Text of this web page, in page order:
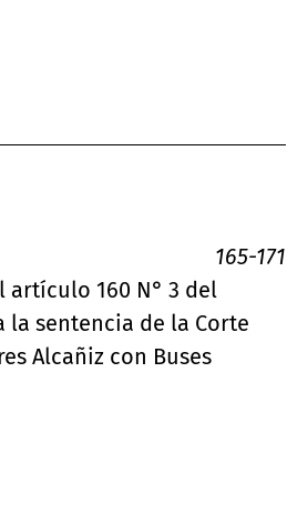
165-171
160 N° 3 del
sentencia de la Corte
Alcañiz con Buses